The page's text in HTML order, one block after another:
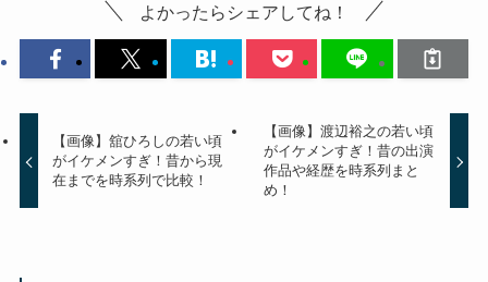
よかったらシェアしてね！
【画像】舘ひろしの若い頃
がイケメンすぎ！昔から現
在までを時系列で比較！
【画像】渡辺裕之の若い頃
がイケメンすぎ！昔の出演
作品や経歴を時系列まと
め！